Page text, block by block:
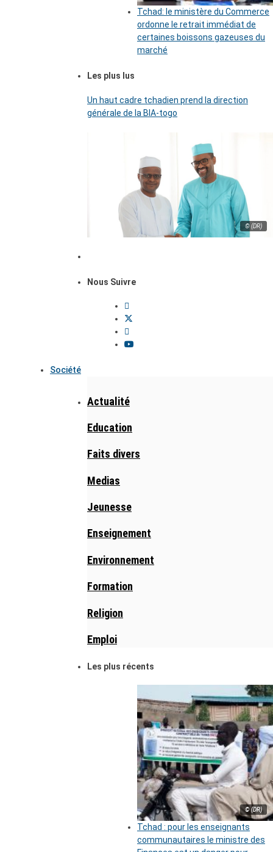
Tchad: le ministère du Commerce
ordonne le retrait immédiat de
certaines boissons gazeuses du
marché
Les plus lus
Un haut cadre tchadien prend la direction
générale de la BIA-togo
© (DR)
Nous Suivre
Société
Actualité
Education
Faits divers
Medias
Jeunesse
Enseignement
Environnement
Formation
Religion
Emploi
Les plus récents
© (DR)
Tchad : pour les enseignants
communautaires le ministre des